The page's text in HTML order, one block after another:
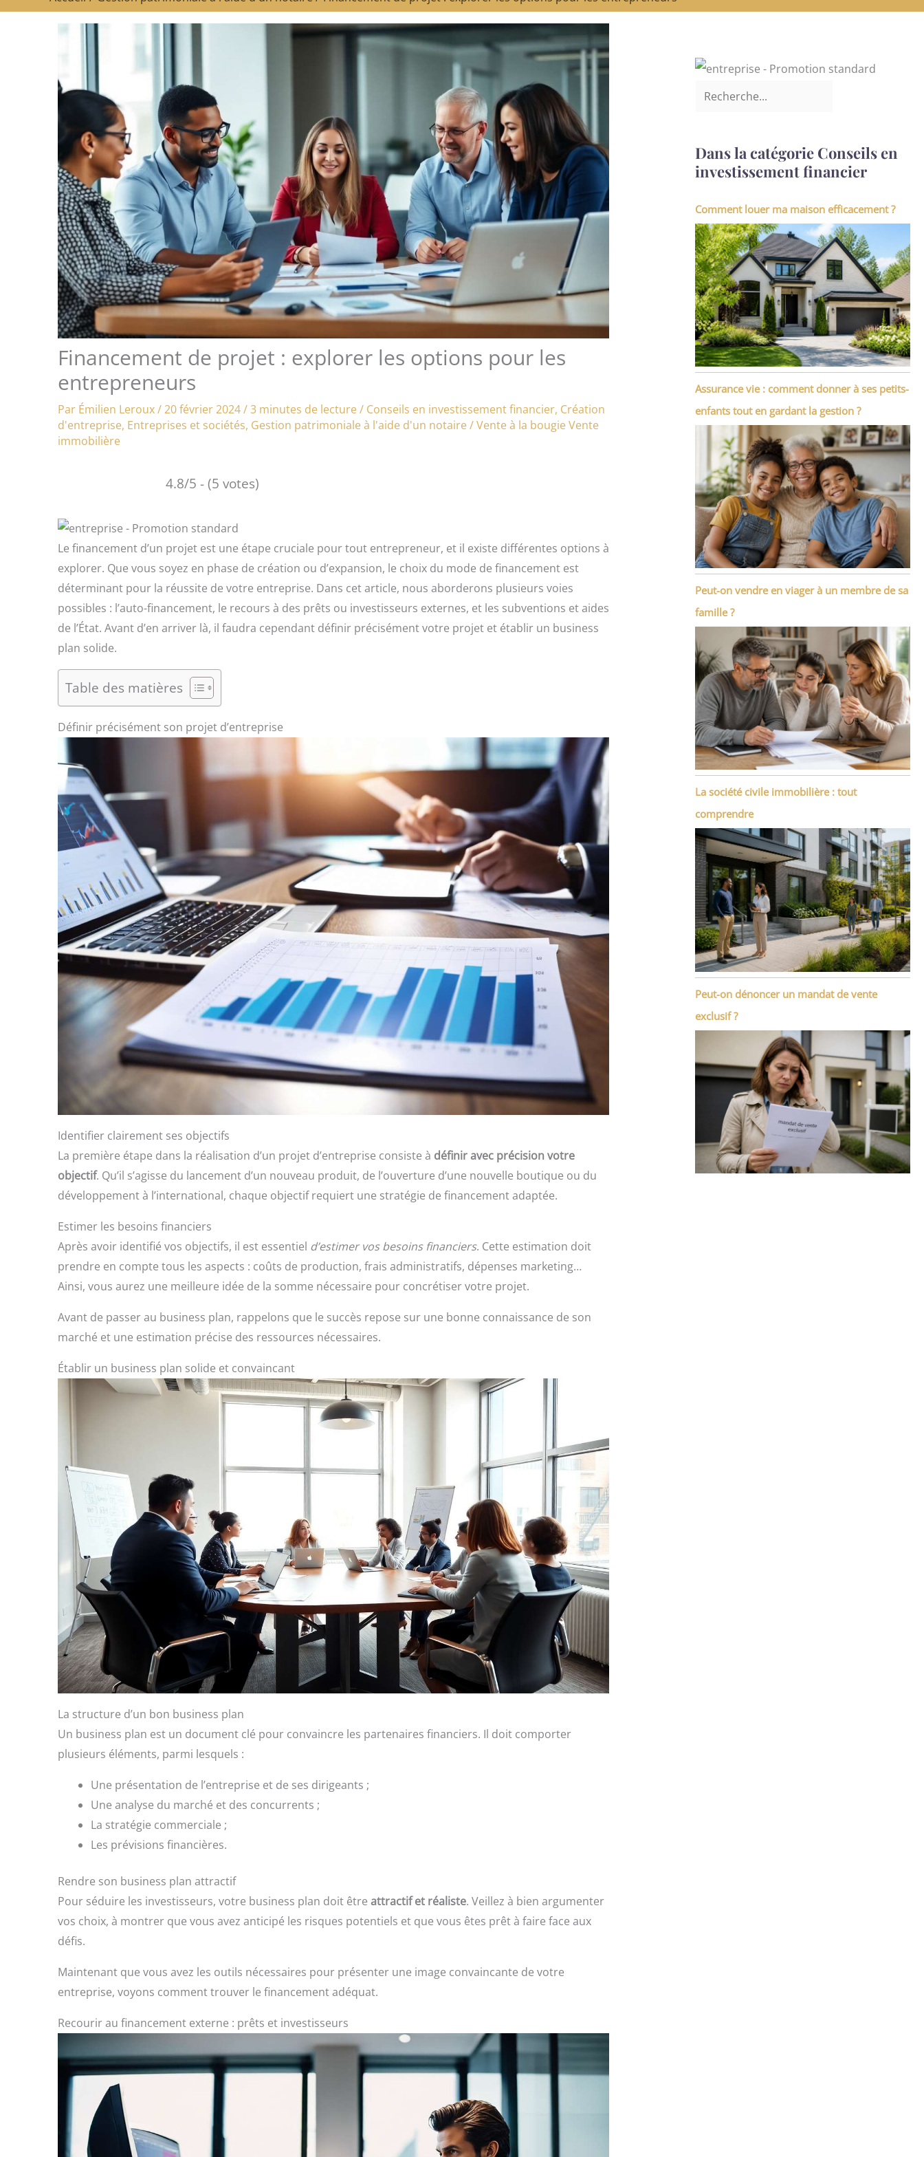
Financement de projet : explorer les options pour les
entrepreneurs
Par Émilien Leroux/20 février 2024/3 minutes de lecture/ Conseils en investissement financier, Création
d'entreprise, Entreprises et sociétés, Gestion patrimoniale à l'aide d'un notaire/Vente à la bougieVente
immobilière
4.8/5 - (5 votes)
Le financement d’un projet est une étape cruciale pour tout entrepreneur, et il existe différentes options à
explorer. Que vous soyez en phase de création ou d’expansion, le choix du mode de financement est
déterminant pour la réussite de votre entreprise. Dans cet article, nous aborderons plusieurs voies
possibles : l’auto-financement, le recours à des prêts ou investisseurs externes, et les subventions et aides
de l’État. Avant d’en arriver là, il faudra cependant définir précisément votre projet et établir un business
plan solide.
Table des matières
Définir précisément son projet d’entreprise
Identifier clairement ses objectifs
La première étape dans la réalisation d’un projet d’entreprise consiste à définir avec précision votre
objectif. Qu’il s’agisse du lancement d’un nouveau produit, de l’ouverture d’une nouvelle boutique ou du
développement à l’international, chaque objectif requiert une stratégie de financement adaptée.
Estimer les besoins financiers
Après avoir identifié vos objectifs, il est essentiel d’estimer vos besoins financiers. Cette estimation doit
prendre en compte tous les aspects : coûts de production, frais administratifs, dépenses marketing…
Ainsi, vous aurez une meilleure idée de la somme nécessaire pour concrétiser votre projet.
Avant de passer au business plan, rappelons que le succès repose sur une bonne connaissance de son
marché et une estimation précise des ressources nécessaires.
Établir un business plan solide et convaincant
La structure d’un bon business plan
Un business plan est un document clé pour convaincre les partenaires financiers. Il doit comporter
plusieurs éléments, parmi lesquels :
Une présentation de l’entreprise et de ses dirigeants ;
Une analyse du marché et des concurrents ;
La stratégie commerciale ;
Les prévisions financières.
Rendre son business plan attractif
Pour séduire les investisseurs, votre business plan doit être attractif et réaliste. Veillez à bien argumenter
vos choix, à montrer que vous avez anticipé les risques potentiels et que vous êtes prêt à faire face aux
défis.
Maintenant que vous avez les outils nécessaires pour présenter une image convaincante de votre
entreprise, voyons comment trouver le financement adéquat.
Recourir au financement externe : prêts et investisseurs
Dans la catégorie Conseils en
investissement financier
Comment louer ma maison efficacement ?
Assurance vie : comment donner à ses petits-
enfants tout en gardant la gestion ?
Peut-on vendre en viager à un membre de sa
famille ?
La société civile immobilière : tout
comprendre
Peut-on dénoncer un mandat de vente
exclusif ?